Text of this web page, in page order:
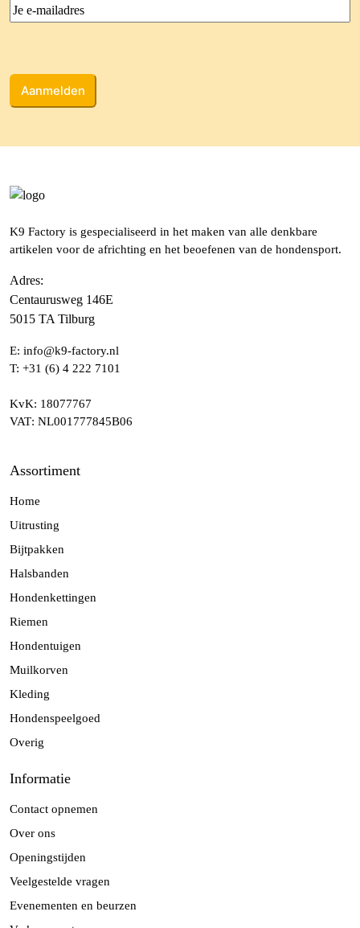
K9 Factory is gespecialiseerd in het maken van alle denkbare
artikelen voor de africhting en het beoefenen van de hondensport.
Adres:
Centaurusweg 146E
5015 TA Tilburg
E: info@k9-factory.nl
T: +31 (6) 4 222 7101
KvK: 18077767
VAT: NL001777845B06
Assortiment
Home
Uitrusting
Bijtpakken
Halsbanden
Hondenkettingen
Riemen
Hondentuigen
Muilkorven
Kleding
Hondenspeelgoed
Overig
Informatie
Contact opnemen
Over ons
Openingstijden
Veelgestelde vragen
Evenementen en beurzen